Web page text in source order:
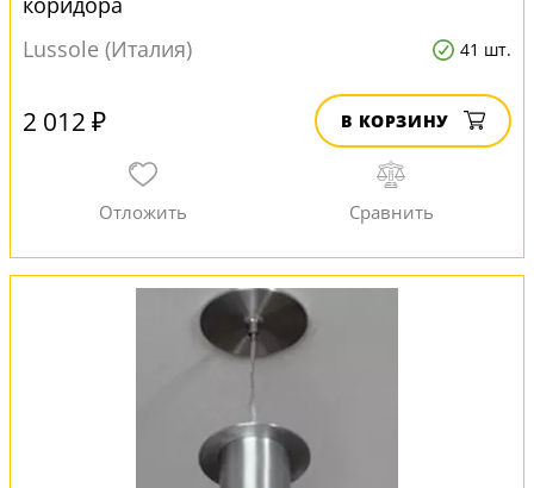
Lussole (Италия)
41 шт.
2 012 ₽ В КОРЗИНУ